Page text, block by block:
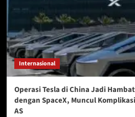
Internasional
Operasi Tesla di China Jadi
dengan SpaceX, Muncul
AS